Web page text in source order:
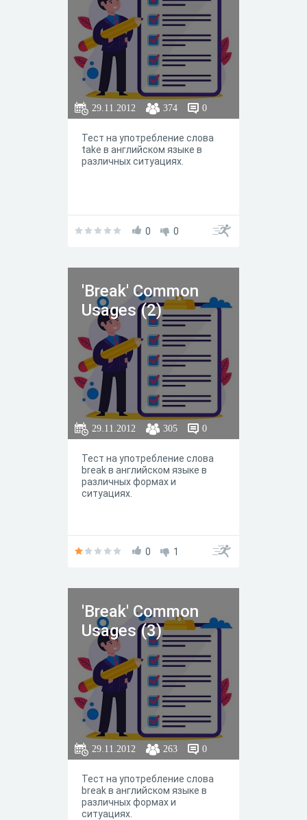
29.11.2012 374 0
Тест на употребление слова
take в английском языке в
различных ситуациях.
0 0
'Break' Common
Usages (2)
29.11.2012 305 0
Тест на употребление слова
break в английском языке в
различных формах и
ситуациях.
0 1
'Break' Common
Usages (3)
29.11.2012 263 0
Тест на употребление слова
break в английском языке в
различных формах и
ситуациях.